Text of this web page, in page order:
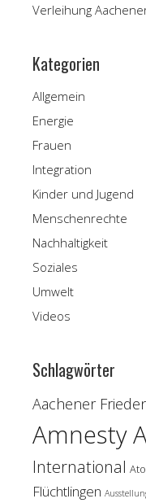
Verleihung
Kategorien
Allgemein
Energie
Frauen
Integration
Kinder und Jugend
Menschenrechte
Nachhaltigkeit
Soziales
Umwelt
Videos
Schlagwörter
Aachener
Amnesty
International
Flüchtlingen